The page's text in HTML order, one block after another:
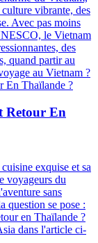
Voyager En
souvent à la
de nos appareils
particulièrement
électrique diffère
explorer en détail
en Thaïlande et si
pour vos